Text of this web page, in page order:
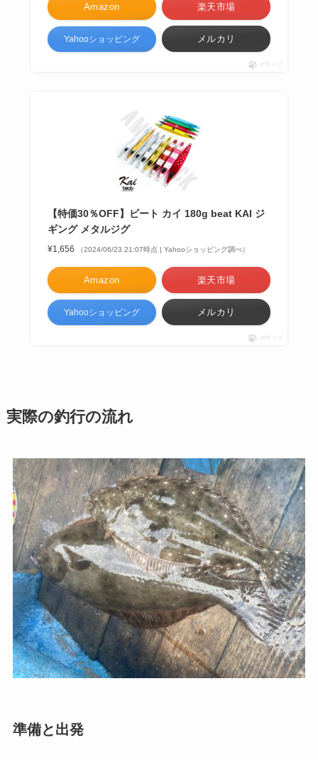
Amazon 楽天市場
Yahooショッピング メルカリ
ポチップ
【特価30％OFF】ビート カイ 180g beat KAI ジ
ギング メタルジグ
¥1,656 （2024/06/23 21:07時点 | Yahooショッピング調べ）
Amazon 楽天市場
Yahooショッピング メルカリ
ポチップ
実際の釣行の流れ
準備と出発